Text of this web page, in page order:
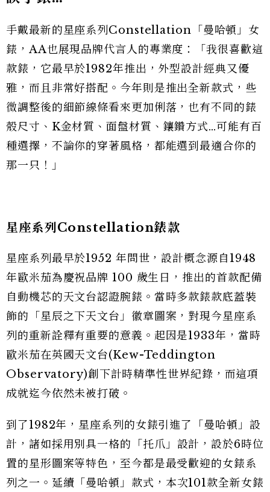
手戴最新的星座系列Constellation「曼哈頓」女
錶，AA也展現品牌代言人的專業度：「我很喜歡這
款錶，它最早於1982年推出，外型設計經典又優
雅，而且非常好搭配。今年則是推出全新款式，些
微調整後的細節線條看來更加俐落，也有不同的錶
殼尺寸、K金材質、面盤材質、鑲鑽方式…可能有百
種選擇，不論你的穿著風格，都能選到最適合你的
那一只！」
星座系列Constellation錶款
星座系列最早於1952 年問世，設計概念源自1948
年歐米茄為慶祝品牌 100 歲生日，推出的首款配備
自動機芯的天文台認證腕錶。當時多款錶款底蓋裝
飾的「星辰之下天文台」徽章圖案，對現今星座系
列的重新詮釋有重要的意義。起因是1933年，當時
歐米茄在英國天文台(Kew-Teddington
Observatory)創下計時精準性世界紀錄，而這項
成就迄今依然未被打破。
到了1982年，星座系列的女錶引進了「曼哈頓」設
計 ，諸如採用別具一格的「托爪」設計，設於6時位
置的星形圖案等特色，至今都是最受歡迎的女錶系
列之一。延續 「曼哈頓」款式，本次101款全新女錶